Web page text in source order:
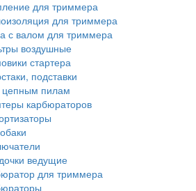
для триммера
для триммера
с валом для триммера
воздушные
стартера
подставки
цепным пилам
карбюраторов
ведущие
для триммера